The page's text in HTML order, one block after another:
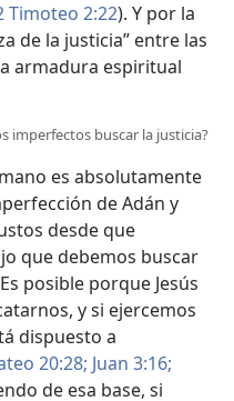
Timoteo 2:22). Y por la
de la justicia” entre las
armadura espiritual
imperfectos buscar la justicia?
es absolutamente
de Adán y
desde que
que debemos buscar
posible porque Jesús
y si ejercemos
dispuesto a
20:28; Juan 3:16;
de esa base, si